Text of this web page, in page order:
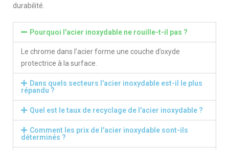
durabilité.
Pourquoi l'acier inoxydable ne rouille-t-il pas ?
Le chrome dans l’acier forme une couche d’oxyde
protectrice à la surface.
Dans quels secteurs l'acier inoxydable est-il le plus
répandu ?
Quel est le taux de recyclage de l'acier inoxydable ?
Comment les prix de l'acier inoxydable sont-ils
déterminés ?